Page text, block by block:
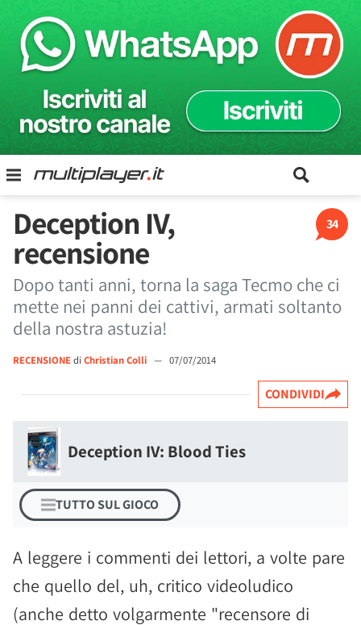
34
Deception IV,
recensione
Dopo tanti anni, torna la saga Tecmo che ci
mette nei panni dei cattivi, armati soltanto
della nostra astuzia!
RECENSIONEdi Christian Colli — 07/07/2014
CONDIVIDI
Deception IV: Blood Ties
TUTTO SUL GIOCO
A leggere i commenti dei lettori, a volte pare
che quello del, uh, critico videoludico
(anche detto volgarmente "recensore di